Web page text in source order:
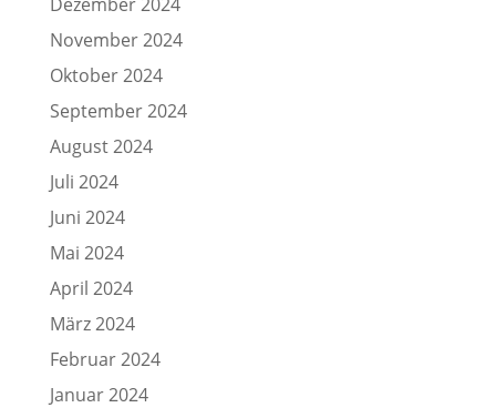
November 2024
Oktober 2024
September 2024
August 2024
Juli 2024
Juni 2024
Mai 2024
April 2024
März 2024
Februar 2024
Januar 2024